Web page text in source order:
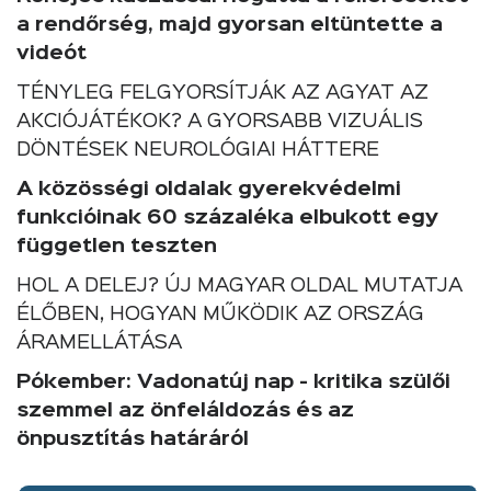
a rendőrség, majd gyorsan eltüntette a
videót
TÉNYLEG FELGYORSÍTJÁK AZ AGYAT AZ
AKCIÓJÁTÉKOK? A GYORSABB VIZUÁLIS
DÖNTÉSEK NEUROLÓGIAI HÁTTERE
A közösségi oldalak gyerekvédelmi
funkcióinak 60 százaléka elbukott egy
független teszten
HOL A DELEJ? ÚJ MAGYAR OLDAL MUTATJA
ÉLŐBEN, HOGYAN MŰKÖDIK AZ ORSZÁG
ÁRAMELLÁTÁSA
Pókember: Vadonatúj nap - kritika szülői
szemmel az önfeláldozás és az
önpusztítás határáról